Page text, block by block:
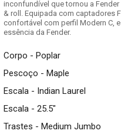
inconfundível que tornou a
& roll. Equipada com captadores
confortável com perfil Modern C,
essência da Fender.
Corpo - Poplar
Pescoço - Maple
Escala - Indian Laurel
Escala - 25.5"
Trastes - Medium Jumbo